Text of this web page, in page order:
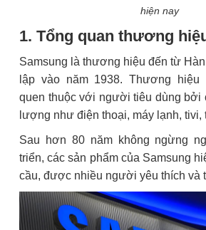
hiện nay
1. Tổng quan thương
Samsung là thương hiệu đến từ
lập vào năm 1938. Thương hiệu
quen thuộc với người tiêu dùng bởi
lượng như điện thoại, máy lạnh, tivi,
Sau hơn 80 năm không ngừng
triển, các sản phẩm của Samsung
cầu, được nhiều người yêu thích và